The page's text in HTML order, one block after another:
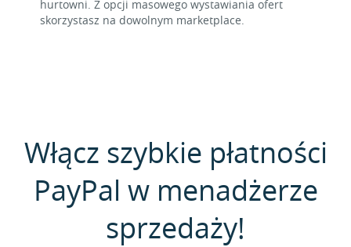
hurtowni. Z opcji masowego wystawiania ofert
skorzystasz na dowolnym marketplace.
Włącz szybkie płatności
PayPal w menadżerze
sprzedaży!